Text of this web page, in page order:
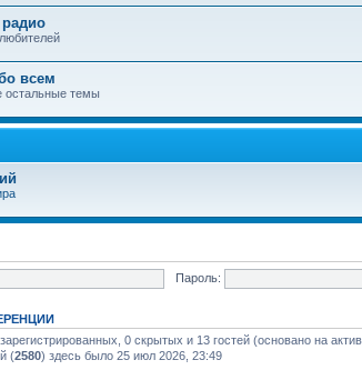
радио
всем
остальные темы
Пароль:
0 скрытых и 13 гостей (основано на
(2580) здесь было 25 июл 2026, 23:49